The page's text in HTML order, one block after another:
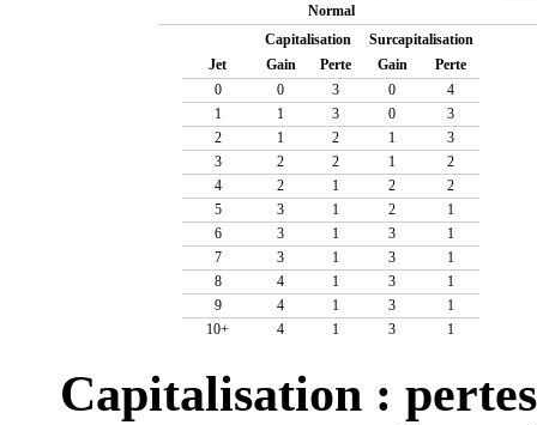
Normal
Jet
Capitalisation
Surcapitalisation
Gain
Perte Gain
Perte
0
0 3 0
4
1
1 3 0
3
2
1 2 1
3
3
2 2 1
2
4
2 1 2
2
5
3 1 2
1
6
3 1 3
1
7
3 1 3
1
8
4 1 3
1
9
4 1 3
1
10+
4 1 3 1
Capitalisation :